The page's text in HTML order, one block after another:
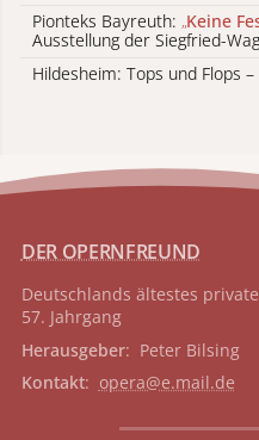
Pionteks Bayreuth: „Keine
Ausstellung der Siegfried-
Hildesheim: Tops und Flops –
DER OPERNFREUND
Deutschlands ältestes
57. Jahrgang
Herausgeber: Peter Bilsing
Kontakt: opera@e.mail.de